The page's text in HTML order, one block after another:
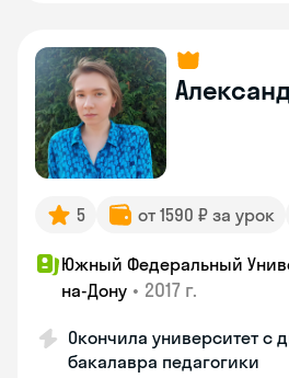
5 от 1590 ₽ за урок
Южный Федеральный
на-Дону • 2017 г.
Окончила университет с
бакалавра педагогики